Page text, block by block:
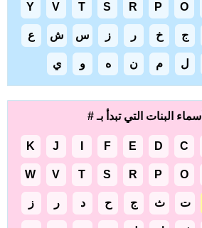
O
P
R
S
T
V
Y
ج خ ر ز س ش ع
ل م ن ه و ي
أسماء البنات التي تبدأ بـ #
C
D
E
F
J
K
O
P
R
S
T
V
W
ت ث ج ح د ر ز